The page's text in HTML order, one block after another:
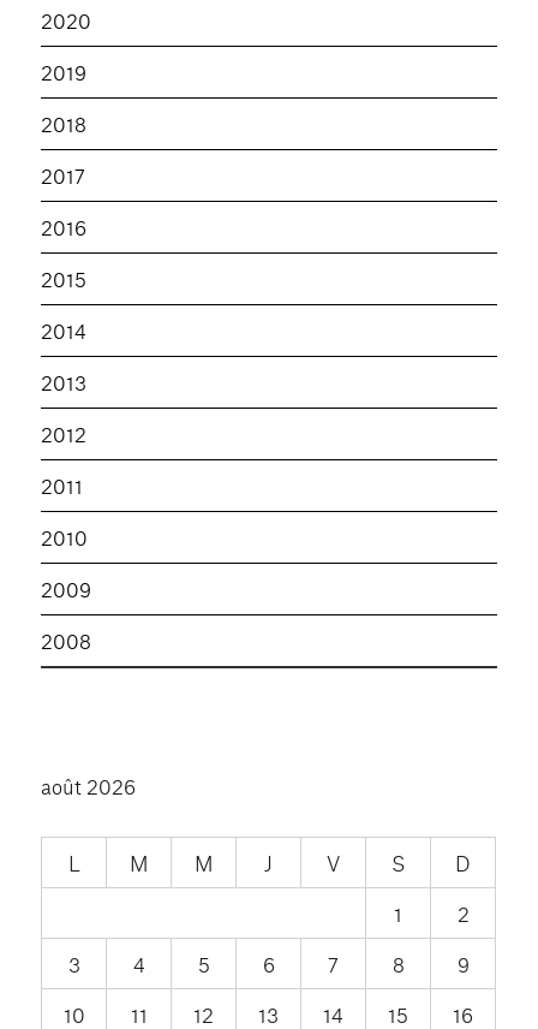
2020
2019
2018
2017
2016
2015
2014
2013
2012
2011
2010
2009
2008
août 2026
L M M J V S
D
1
2
3
4 5 6 7 8
9
10
11 12 13 14 15
16